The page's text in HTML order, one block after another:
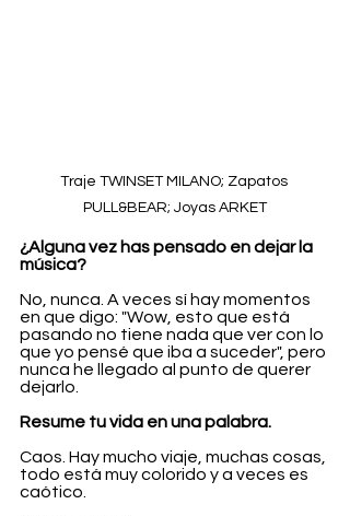
Traje TWINSET MILANO; Zapatos
PULL&BEAR; Joyas ARKET
¿Alguna vez has pensado en dejar la
música?
No, nunca. A veces sí hay momentos
en que digo: "Wow, esto que está
pasando no tiene nada que ver con lo
que yo pensé que iba a suceder", pero
nunca he llegado al punto de querer
dejarlo.
Resume tu vida en una palabra.
Caos. Hay mucho viaje, muchas cosas,
todo está muy colorido y a veces es
caótico.